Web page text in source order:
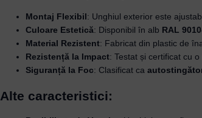
Montaj Flexibil: Unghiul exterior este
Culoare Estetică: Disponibil în alb RAL
Material Rezistent: Fabricat din plastic de
Rezistență la Impact: Testat și certificat cu
Siguranță la Foc: Clasificat ca
Alte caracteristici: